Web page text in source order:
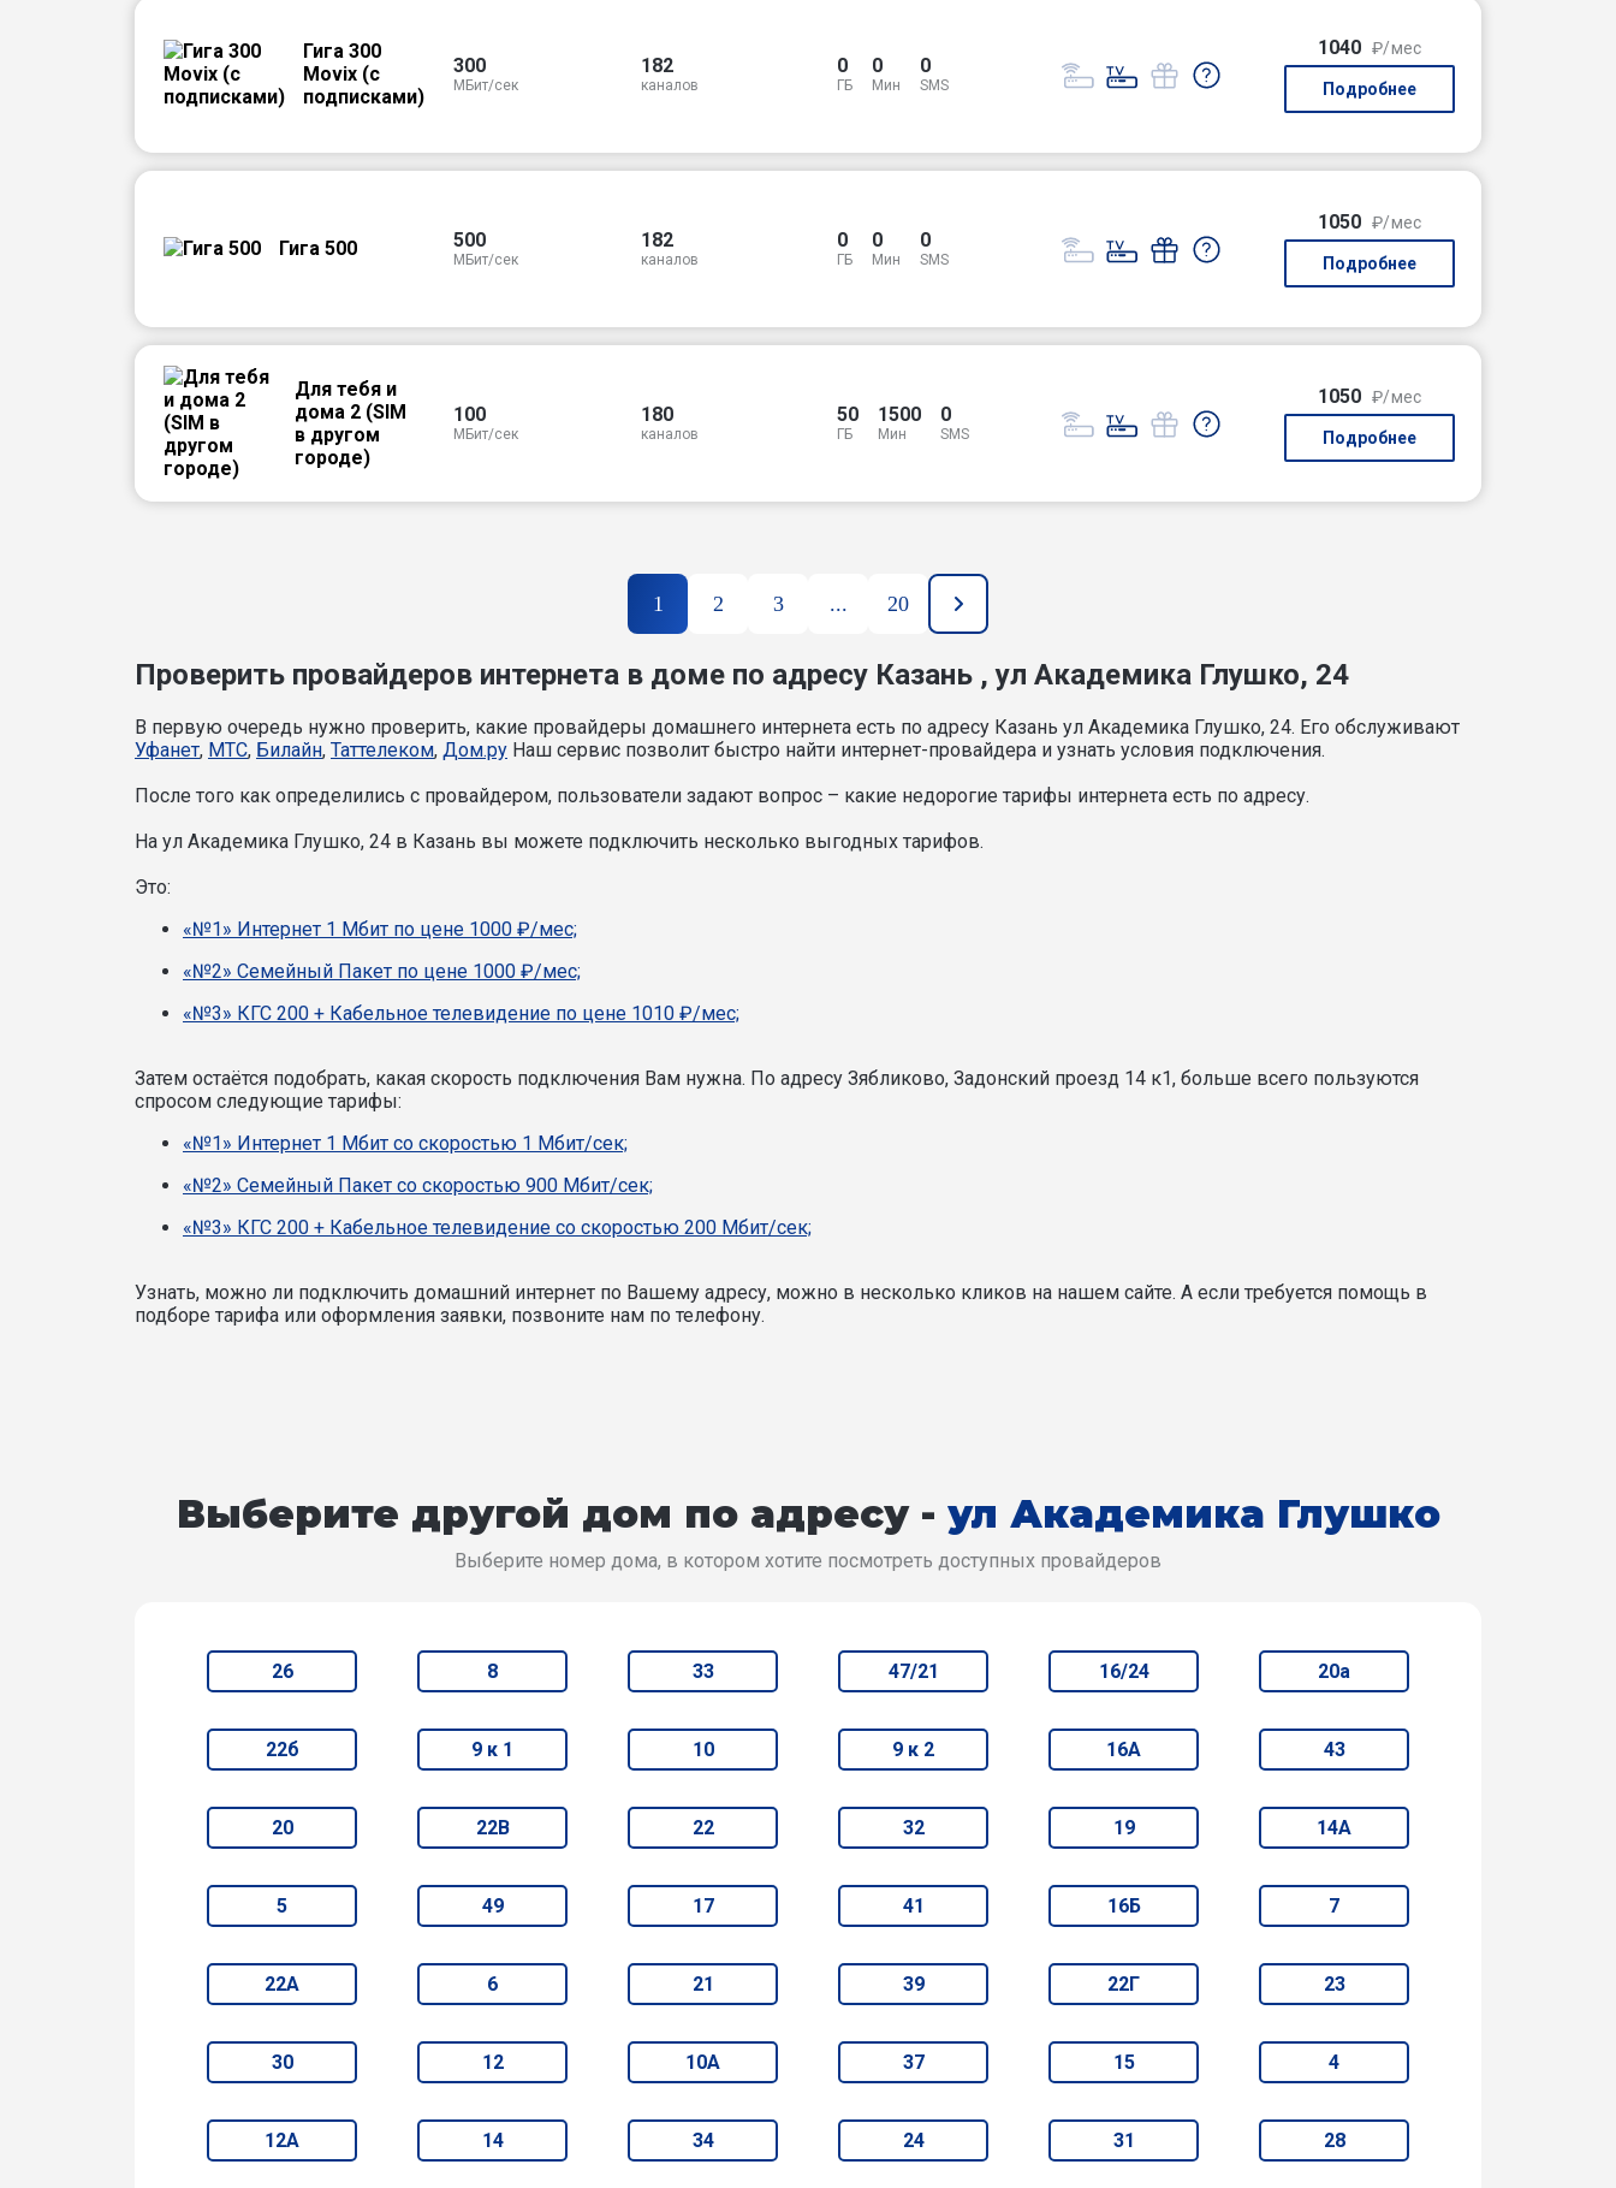
Гига 300
Movix (с
подписками)
300
МБит/сек
182
каналов
0
ГБ
0
Мин
0
SMS
1040 ₽/мес
Подробнее
Гига 500 500
МБит/сек
182
каналов
0
ГБ
0
Мин
0
SMS
1050 ₽/мес
Подробнее
Для тебя и
дома 2 (SIM
в другом
городе)
100
МБит/сек
180
каналов
50
ГБ
1500
Мин
0
SMS
1050 ₽/мес
Подробнее
1 2 3 ... 20
Проверить провайдеров интернета в доме по адресу Казань , ул Академика Глушко, 24
В первую очередь нужно проверить, какие провайдеры домашнего интернета есть по адресу Казань ул Академика Глушко, 24. Его обслуживают
Уфанет, МТС, Билайн, Таттелеком, Дом.ру Наш сервис позволит быстро найти интернет-провайдера и узнать условия подключения.
После того как определились с провайдером, пользователи задают вопрос – какие недорогие тарифы интернета есть по адресу.
На ул Академика Глушко, 24 в Казань вы можете подключить несколько выгодных тарифов.
Это:
«№1» Интернет 1 Мбит по цене 1000 ₽/мес;
«№2» Семейный Пакет по цене 1000 ₽/мес;
«№3» КГС 200 + Кабельное телевидение по цене 1010 ₽/мес;
Затем остаётся подобрать, какая скорость подключения Вам нужна. По адресу Зябликово, Задонский проезд 14 к1, больше всего пользуются
спросом следующие тарифы:
«№1» Интернет 1 Мбит со скоростью 1 Мбит/сек;
«№2» Семейный Пакет со скоростью 900 Мбит/сек;
«№3» КГС 200 + Кабельное телевидение со скоростью 200 Мбит/сек;
Узнать, можно ли подключить домашний интернет по Вашему адресу, можно в несколько кликов на нашем сайте. А если требуется помощь в
подборе тарифа или оформления заявки, позвоните нам по телефону.
Выберите другой дом по адресу - ул Академика Глушко
Выберите номер дома, в котором хотите посмотреть доступных провайдеров
26 8 33 47/21 16/24 20а
22б 9 к 1 10 9 к 2 16А 43
20 22В 22 32 19 14А
5 49 17 41 16Б 7
22А 6 21 39 22Г 23
30 12 10А 37 15 4
12А 14 34 24 31 28